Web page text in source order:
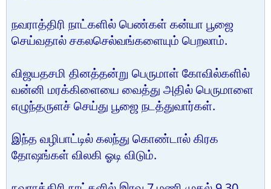
நவராத்திரி நாட்களில் பெண்கள் கன்யா பூஜை
செய்வதால் சகலசெல்வங்களையும் பெறலாம்.
விஜயதசமி தினத்தன்று பெருமாள் கோவில்களில்
வன்னி மரக்கிளையை வைத்து அதில் பெருமாளை
எழுந்தருளச் செய்து பூஜை நடத்துவார்கள்.
இந்த வழிபாட்டில் கலந்து கொண்டால் கிரக
தோஷங்கள் விலகி ஓடி விடும்.